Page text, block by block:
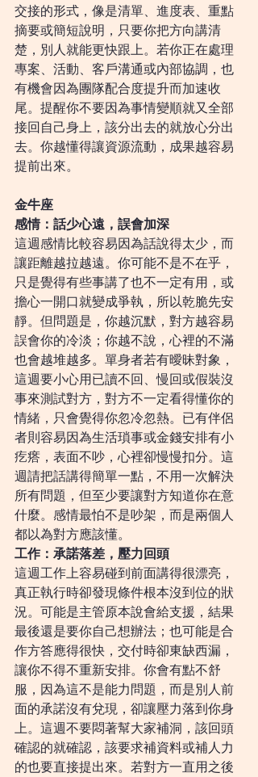
交接的形式，像是清單、進度表、重點
摘要或簡短說明，只要你把方向講清
楚，別人就能更快跟上。若你正在處理
專案、活動、客戶溝通或內部協調，也
有機會因為團隊配合度提升而加速收
尾。提醒你不要因為事情變順就又全部
接回自己身上，該分出去的就放心分出
去。你越懂得讓資源流動，成果越容易
提前出來。
金牛座
感情：話少心遠，誤會加深
這週感情比較容易因為話說得太少，而
讓距離越拉越遠。你可能不是不在乎，
只是覺得有些事講了也不一定有用，或
擔心一開口就變成爭執，所以乾脆先安
靜。但問題是，你越沉默，對方越容易
誤會你的冷淡；你越不說，心裡的不滿
也會越堆越多。單身者若有曖昧對象，
這週要小心用已讀不回、慢回或假裝沒
事來測試對方，對方不一定看得懂你的
情緒，只會覺得你忽冷忽熱。已有伴侶
者則容易因為生活瑣事或金錢安排有小
疙瘩，表面不吵，心裡卻慢慢扣分。這
週請把話講得簡單一點，不用一次解決
所有問題，但至少要讓對方知道你在意
什麼。感情最怕不是吵架，而是兩個人
都以為對方應該懂。
工作：承諾落差，壓力回頭
這週工作上容易碰到前面講得很漂亮，
真正執行時卻發現條件根本沒到位的狀
況。可能是主管原本說會給支援，結果
最後還是要你自己想辦法；也可能是合
作方答應得很快，交付時卻東缺西漏，
讓你不得不重新安排。你會有點不舒
服，因為這不是能力問題，而是別人前
面的承諾沒有兌現，卻讓壓力落到你身
上。這週不要悶著幫大家補洞，該回頭
確認的就確認，該要求補資料或補人力
的也要直接提出來。若對方一直用之後